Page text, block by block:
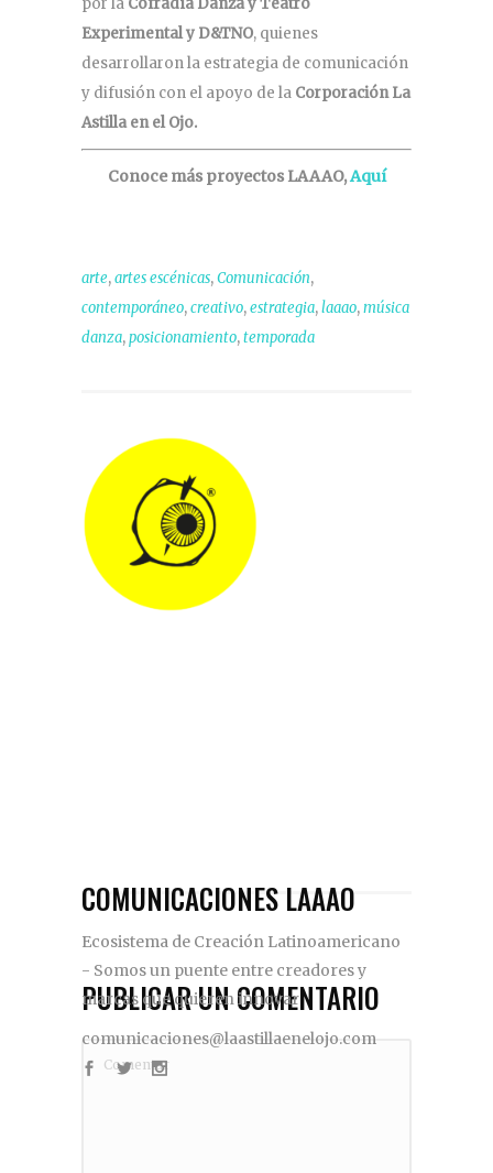
por la Cofradía Danza y Teatro
Experimental y D&TNO, quienes
desarrollaron la estrategia de comunicación
y difusión con el apoyo de la Corporación La
Astilla en el Ojo.
Conoce más proyectos LAAAO,Aquí
arte,artes escénicas,Comunicación,
contemporáneo,creativo,estrategia,laaao,música
danza,posicionamiento,temporada
COMUNICACIONES LAAAO
Ecosistema de Creación Latinoamericano
- Somos un puente entre creadores y
marcas que quieren innovar
comunicaciones@laastillaenelojo.com
PUBLICAR UN COMENTARIO